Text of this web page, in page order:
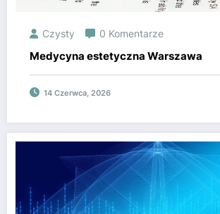
Czysty 0 Komentarze
Medycyna estetyczna Warszawa
14 Czerwca, 2026